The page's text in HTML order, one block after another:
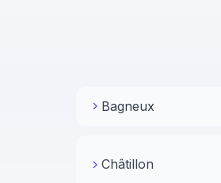
Bagneux
Châtillon